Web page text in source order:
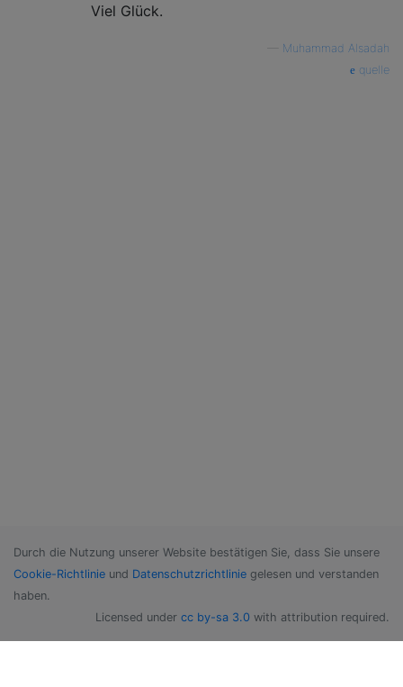
Viel Glück.
Muhammad Alsadah
quelle
Durch die Nutzung unserer Website bestätigen Sie, dass Sie unsere
Cookie-Richtlinie und Datenschutzrichtlinie gelesen und verstanden
haben.
Licensed under cc by-sa 3.0 with attribution required.